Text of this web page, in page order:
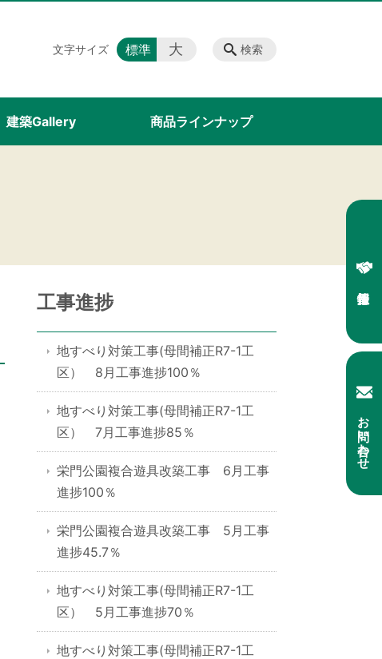
建築Gallery 商品ラインナップ
検索
文字サイズ 標準 大
工事進捗
地すべり対策工事(母間補正R7-1工
区） 8月工事進捗100％
地すべり対策工事(母間補正R7-1工
区） 7月工事進捗85％
栄門公園複合遊具改築工事 6月工事
進捗100％
栄門公園複合遊具改築工事 5月工事
進捗45.7％
地すべり対策工事(母間補正R7-1工
区） 5月工事進捗70％
地すべり対策工事(母間補正R7-1工
お問い合わせ